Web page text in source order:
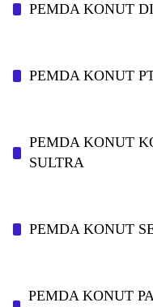
PEMDA KONUT
PEMDA KONUT
PEMDA KONUT
SULTRA
PEMDA KONUT
PEMDA KONUT